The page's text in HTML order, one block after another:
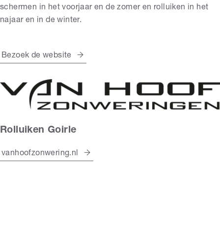
schermen in het voorjaar en de zomer en rolluiken in het
najaar en in de winter.
Bezoek de website
Rolluiken Goirle
vanhoofzonwering.nl